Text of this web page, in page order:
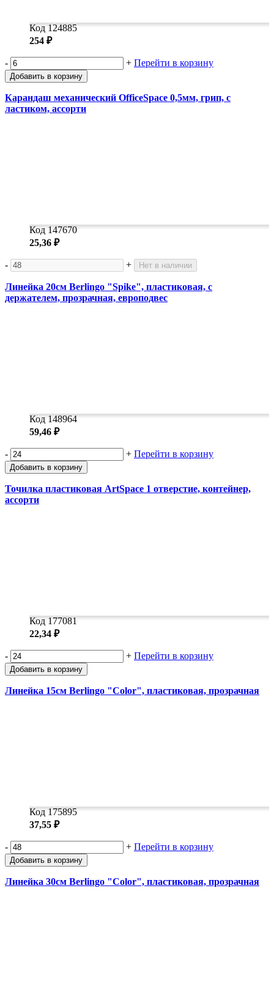
Код 124885
254 ₽
- + Перейти в корзину
Добавить в корзину
Карандаш механический OfficeSpace 0,5мм, грип, с
ластиком, ассорти
Код 147670
25,36 ₽
- + Нет в наличии
Линейка 20см Berlingo "Spike", пластиковая, с
держателем, прозрачная, европодвес
Код 148964
59,46 ₽
- + Перейти в корзину
Добавить в корзину
Точилка пластиковая ArtSpace 1 отверстие, контейнер,
ассорти
Код 177081
22,34 ₽
- + Перейти в корзину
Добавить в корзину
Линейка 15см Berlingo "Color", пластиковая, прозрачная
Код 175895
37,55 ₽
- + Перейти в корзину
Добавить в корзину
Линейка 30см Berlingo "Color", пластиковая, прозрачная